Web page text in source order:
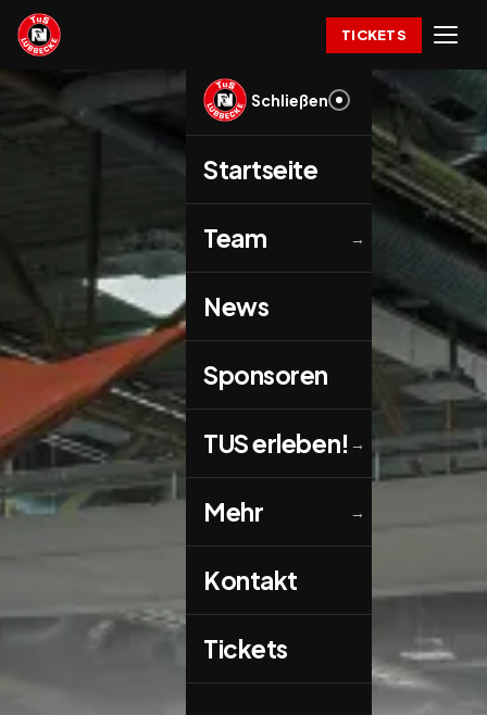
TICKETS
Schließen
Startseite
Team →
News
Sponsoren
TUS erleben! →
Mehr →
Kontakt
Tickets